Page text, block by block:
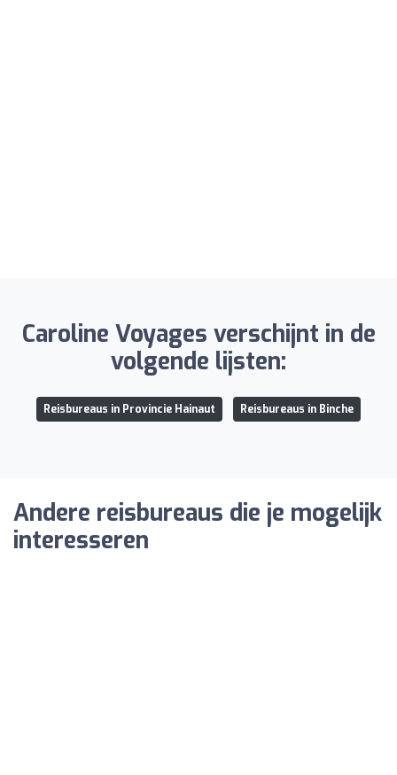
Caroline Voyages verschijnt in de
volgende lijsten:
Reisbureaus in Provincie Hainaut Reisbureaus in Binche
Andere reisbureaus die je mogelijk
interesseren